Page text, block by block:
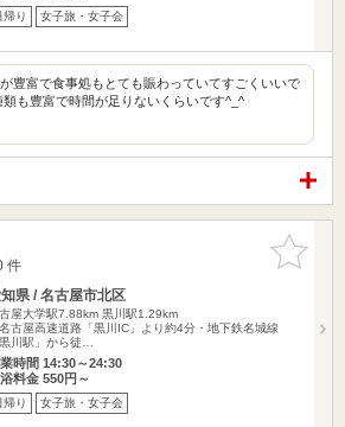
帰り 女子旅・女子会
豊富で食事処もとても賑わっていてすごくいいで
も豊富で時間が足りないくらいです^_^
お気に入
りに追加
件
県 / 名古屋市北区
屋大学駅7.88km 黒川駅1.29km
名古屋高速道路「黒川IC」より約4分・地下鉄名城線
黒川駅」から徒…
時間 14:30～24:30
料金 550円～
帰り 女子旅・女子会